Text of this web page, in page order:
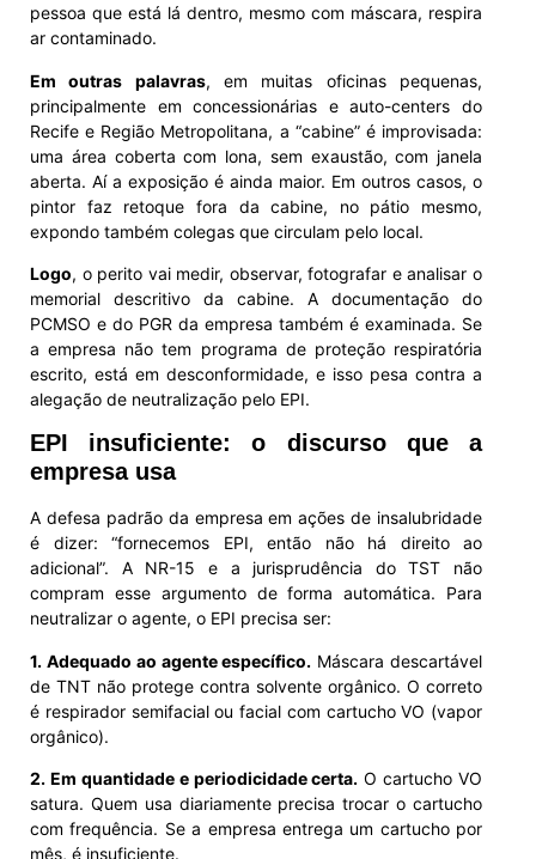
pessoa que está lá dentro, mesmo com máscara, respira
ar contaminado.
Em outras palavras, em muitas oficinas pequenas,
principalmente em concessionárias e auto-centers do
Recife e Região Metropolitana, a “cabine” é improvisada:
uma área coberta com lona, sem exaustão, com janela
aberta. Aí a exposição é ainda maior. Em outros casos, o
pintor faz retoque fora da cabine, no pátio mesmo,
expondo também colegas que circulam pelo local.
Logo, o perito vai medir, observar, fotografar e analisar o
memorial descritivo da cabine. A documentação do
PCMSO e do PGR da empresa também é examinada. Se
a empresa não tem programa de proteção respiratória
escrito, está em desconformidade, e isso pesa contra a
alegação de neutralização pelo EPI.
EPI insuficiente: o discurso que a
empresa usa
A defesa padrão da empresa em ações de insalubridade
é dizer: “fornecemos EPI, então não há direito ao
adicional”. A NR-15 e a jurisprudência do TST não
compram esse argumento de forma automática. Para
neutralizar o agente, o EPI precisa ser:
1. Adequado ao agente específico. Máscara descartável
de TNT não protege contra solvente orgânico. O correto
é respirador semifacial ou facial com cartucho VO (vapor
orgânico).
2. Em quantidade e periodicidade certa. O cartucho VO
satura. Quem usa diariamente precisa trocar o cartucho
com frequência. Se a empresa entrega um cartucho por
mês, é insuficiente.